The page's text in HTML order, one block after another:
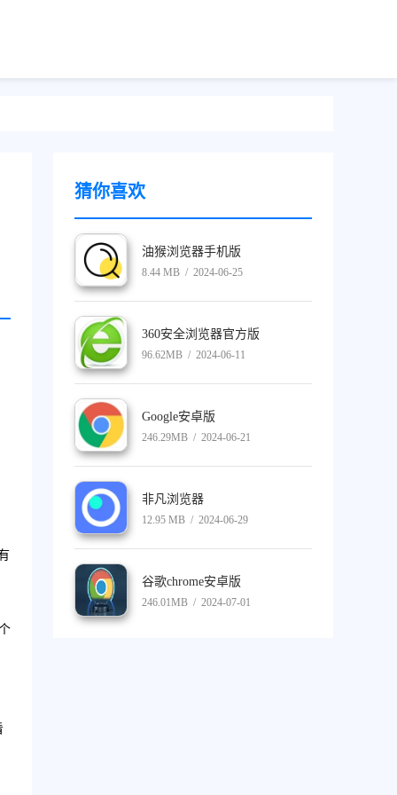
猜你喜欢
油猴浏览器手机版
8.44 MB / 2024-06-25
360安全浏览器官方版
96.62MB / 2024-06-11
Google安卓版
246.29MB / 2024-06-21
非凡浏览器
12.95 MB / 2024-06-29
谷歌chrome安卓版
246.01MB / 2024-07-01